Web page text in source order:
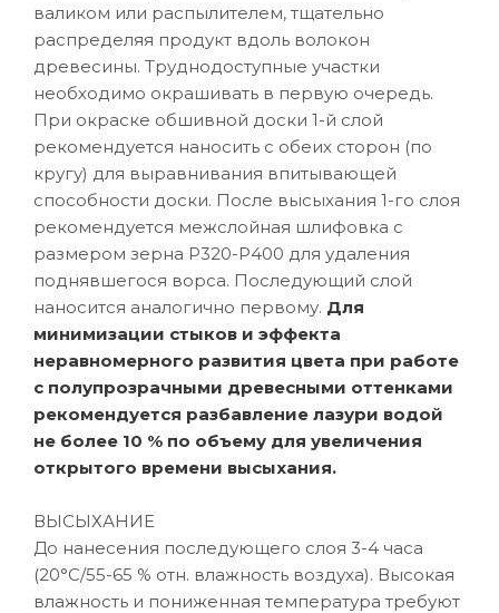
валиком или распылителем, тщательно
распределяя продукт вдоль волокон
древесины. Труднодоступные участки
необходимо окрашивать в первую очередь.
При окраске обшивной доски 1-й слой
рекомендуется наносить с обеих сторон (по
кругу) для выравнивания впитывающей
способности доски. После высыхания 1-го слоя
рекомендуется межслойная шлифовка с
размером зерна P320-Р400 для удаления
поднявшегося ворса. Последующий слой
наносится аналогично первому. Для
минимизации стыков и эффекта
неравномерного развития цвета при работе
с полупрозрачными древесными оттенками
рекомендуется разбавление лазури водой
не более 10 % по объему для увеличения
открытого времени высыхания.
ВЫСЫХАНИЕ
До нанесения последующего слоя 3-4 часа
(20°C/55-65 % отн. влажность воздуха). Высокая
влажность и пониженная температура требуют